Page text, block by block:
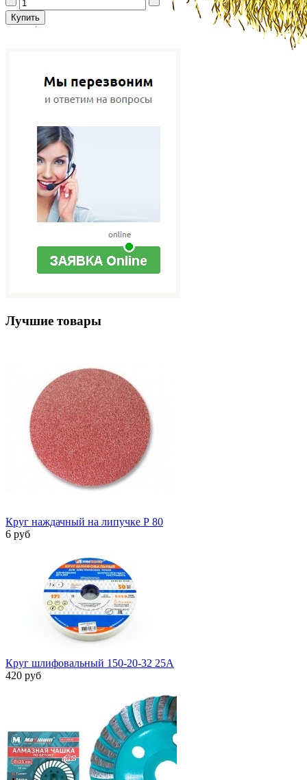
Лучшие товары
Круг наждачный на липучке Р 80
6 руб
Круг шлифовальный 150-20-32 25А
420 руб